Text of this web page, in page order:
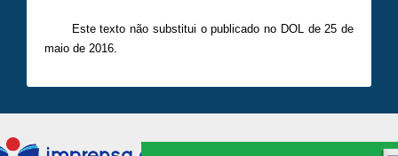
Este texto não substitui o publicado no DOL de 25 de
maio de 2016.